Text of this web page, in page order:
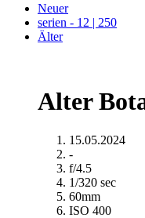
Neuer
serien - 12 | 250
Älter
Alter
15.05.2024
-
f/4.5
1/320 sec
60mm
ISO 400